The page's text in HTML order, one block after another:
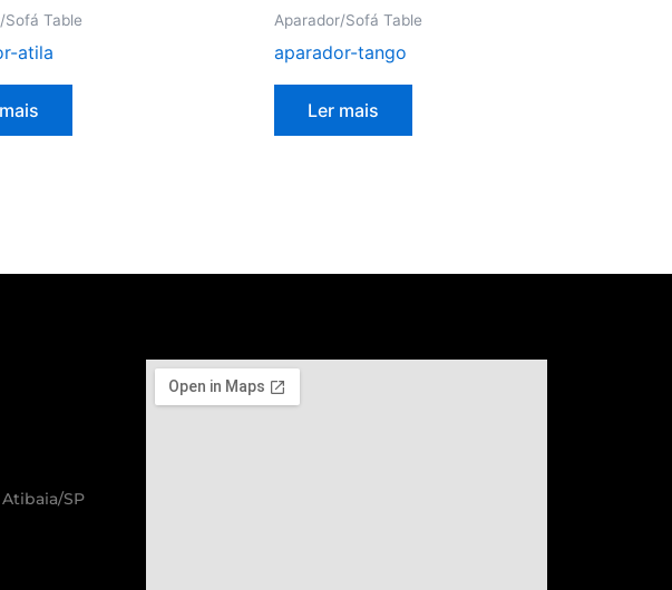
Sofá Table
atila
Aparador/Sofá Table
aparador-tango
Ler mais
Atibaia/SP